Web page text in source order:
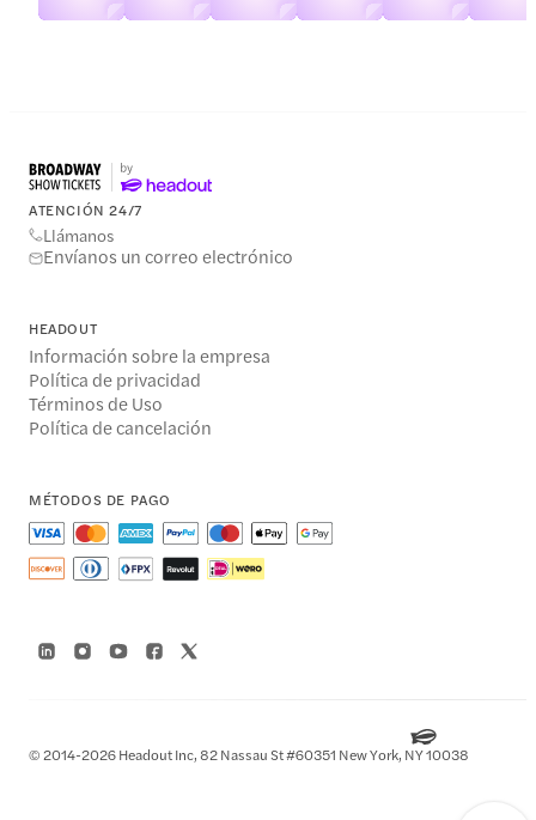
ATENCIÓN 24/7
Llámanos
Envíanos un correo electrónico
HEADOUT
Información sobre la empresa
Política de privacidad
Términos de Uso
Política de cancelación
MÉTODOS DE PAGO
© 2014-2026 Headout Inc, 82 Nassau St #60351 New York, NY 10038